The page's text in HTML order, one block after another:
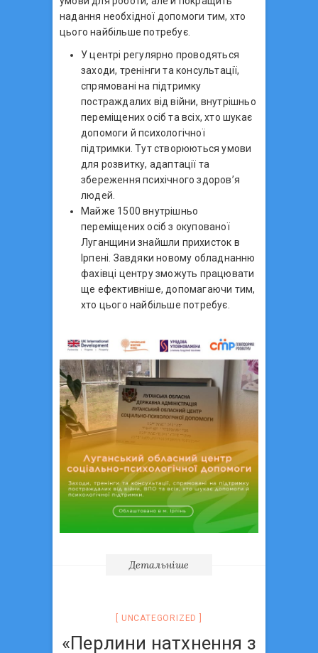
надання необхідної допомоги тим, хто
цього найбільше потребує.
У центрі регулярно проводяться
заходи, тренінги та консультації,
спрямовані на підтримку
постраждалих від війни, внутрішньо
переміщених осіб та всіх, хто шукає
допомоги й психологічної
підтримки. Тут створюються умови
для розвитку, адаптації та
збереження психічного здоров’я
людей.
Майже 1500 внутрішньо
переміщених осіб з окупованої
Луганщини знайшли прихисток в
Ірпені. Завдяки новому обладнанню
фахівці центру зможуть працювати
ще ефективніше, допомагаючи тим,
хто цього найбільше потребує.
Детальніше
UNCATEGORIZED
«Перлини натхнення з